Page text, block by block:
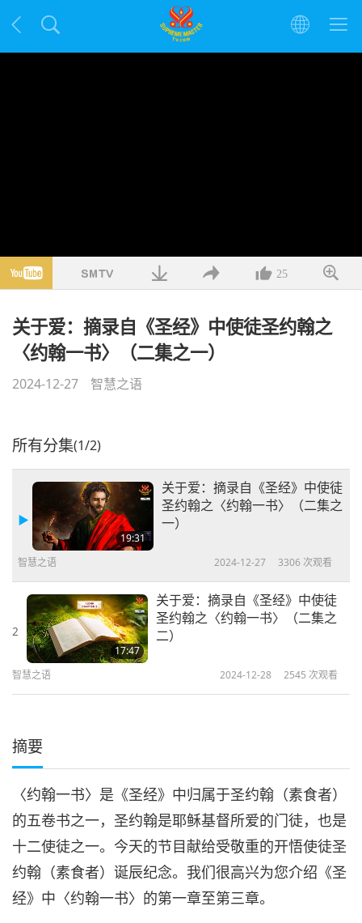
25
关于爱：摘录自《圣经》中使徒圣约翰之
〈约翰一书〉（二集之一）
2024-12-27 智慧之语
所有分集(1/2)
19:31
关于爱：摘录自《圣经》中使徒
圣约翰之〈约翰一书〉（二集之
一）
智慧之语 2024-12-27 3306 次观看
2
17:47
关于爱：摘录自《圣经》中使徒
圣约翰之〈约翰一书〉（二集之
二）
智慧之语 2024-12-28 2545 次观看
摘要
〈约翰一书〉是《圣经》中归属于圣约翰（素食者）
的五卷书之一，圣约翰是耶稣基督所爱的门徒，也是
十二使徒之一。今天的节目献给受敬重的开悟使徒圣
约翰（素食者）诞辰纪念。我们很高兴为您介绍《圣
经》中〈约翰一书〉的第一章至第三章。